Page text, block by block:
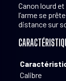
Canon lourd
l’arme se
distance sur
Calibre